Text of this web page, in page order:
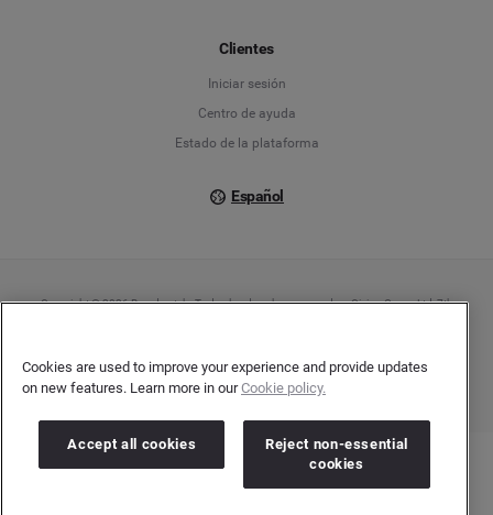
Clientes
Iniciar sesión
Centro de ayuda
Estado de la plataforma
Español
Copyright © 2026 Brandwatch. Todos los derechos reservados. Cision Group Ltd, 7th
Cookies are used to improve your experience and provide updates
on new features. Learn more in ourCookie policy.
Accept all cookies
Reject non-essential
cookies